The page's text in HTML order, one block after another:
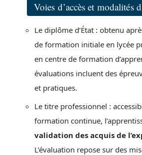
Voies d’accès et modalités
Le diplôme d’État : obtenu
de formation initiale en lycée
en centre de formation
évaluations incluent des
et pratiques.
Le titre professionnel :
formation continue,
validation des acquis de
L’évaluation repose sur des